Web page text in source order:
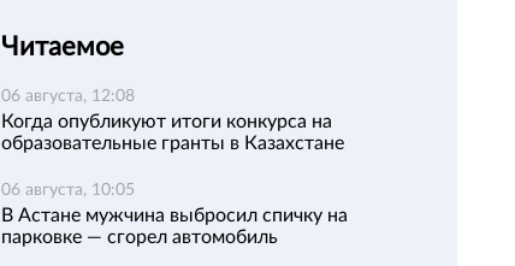
Читаемое
06 августа, 12:08
Когда опубликуют итоги конкурса на
образовательные гранты в Казахстане
06 августа, 10:05
В Астане мужчина выбросил спичку на
парковке — сгорел автомобиль